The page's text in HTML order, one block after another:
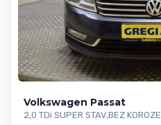
Volkswagen Passat
2,0 TDi SUPER STAV,BEZ KOROZE